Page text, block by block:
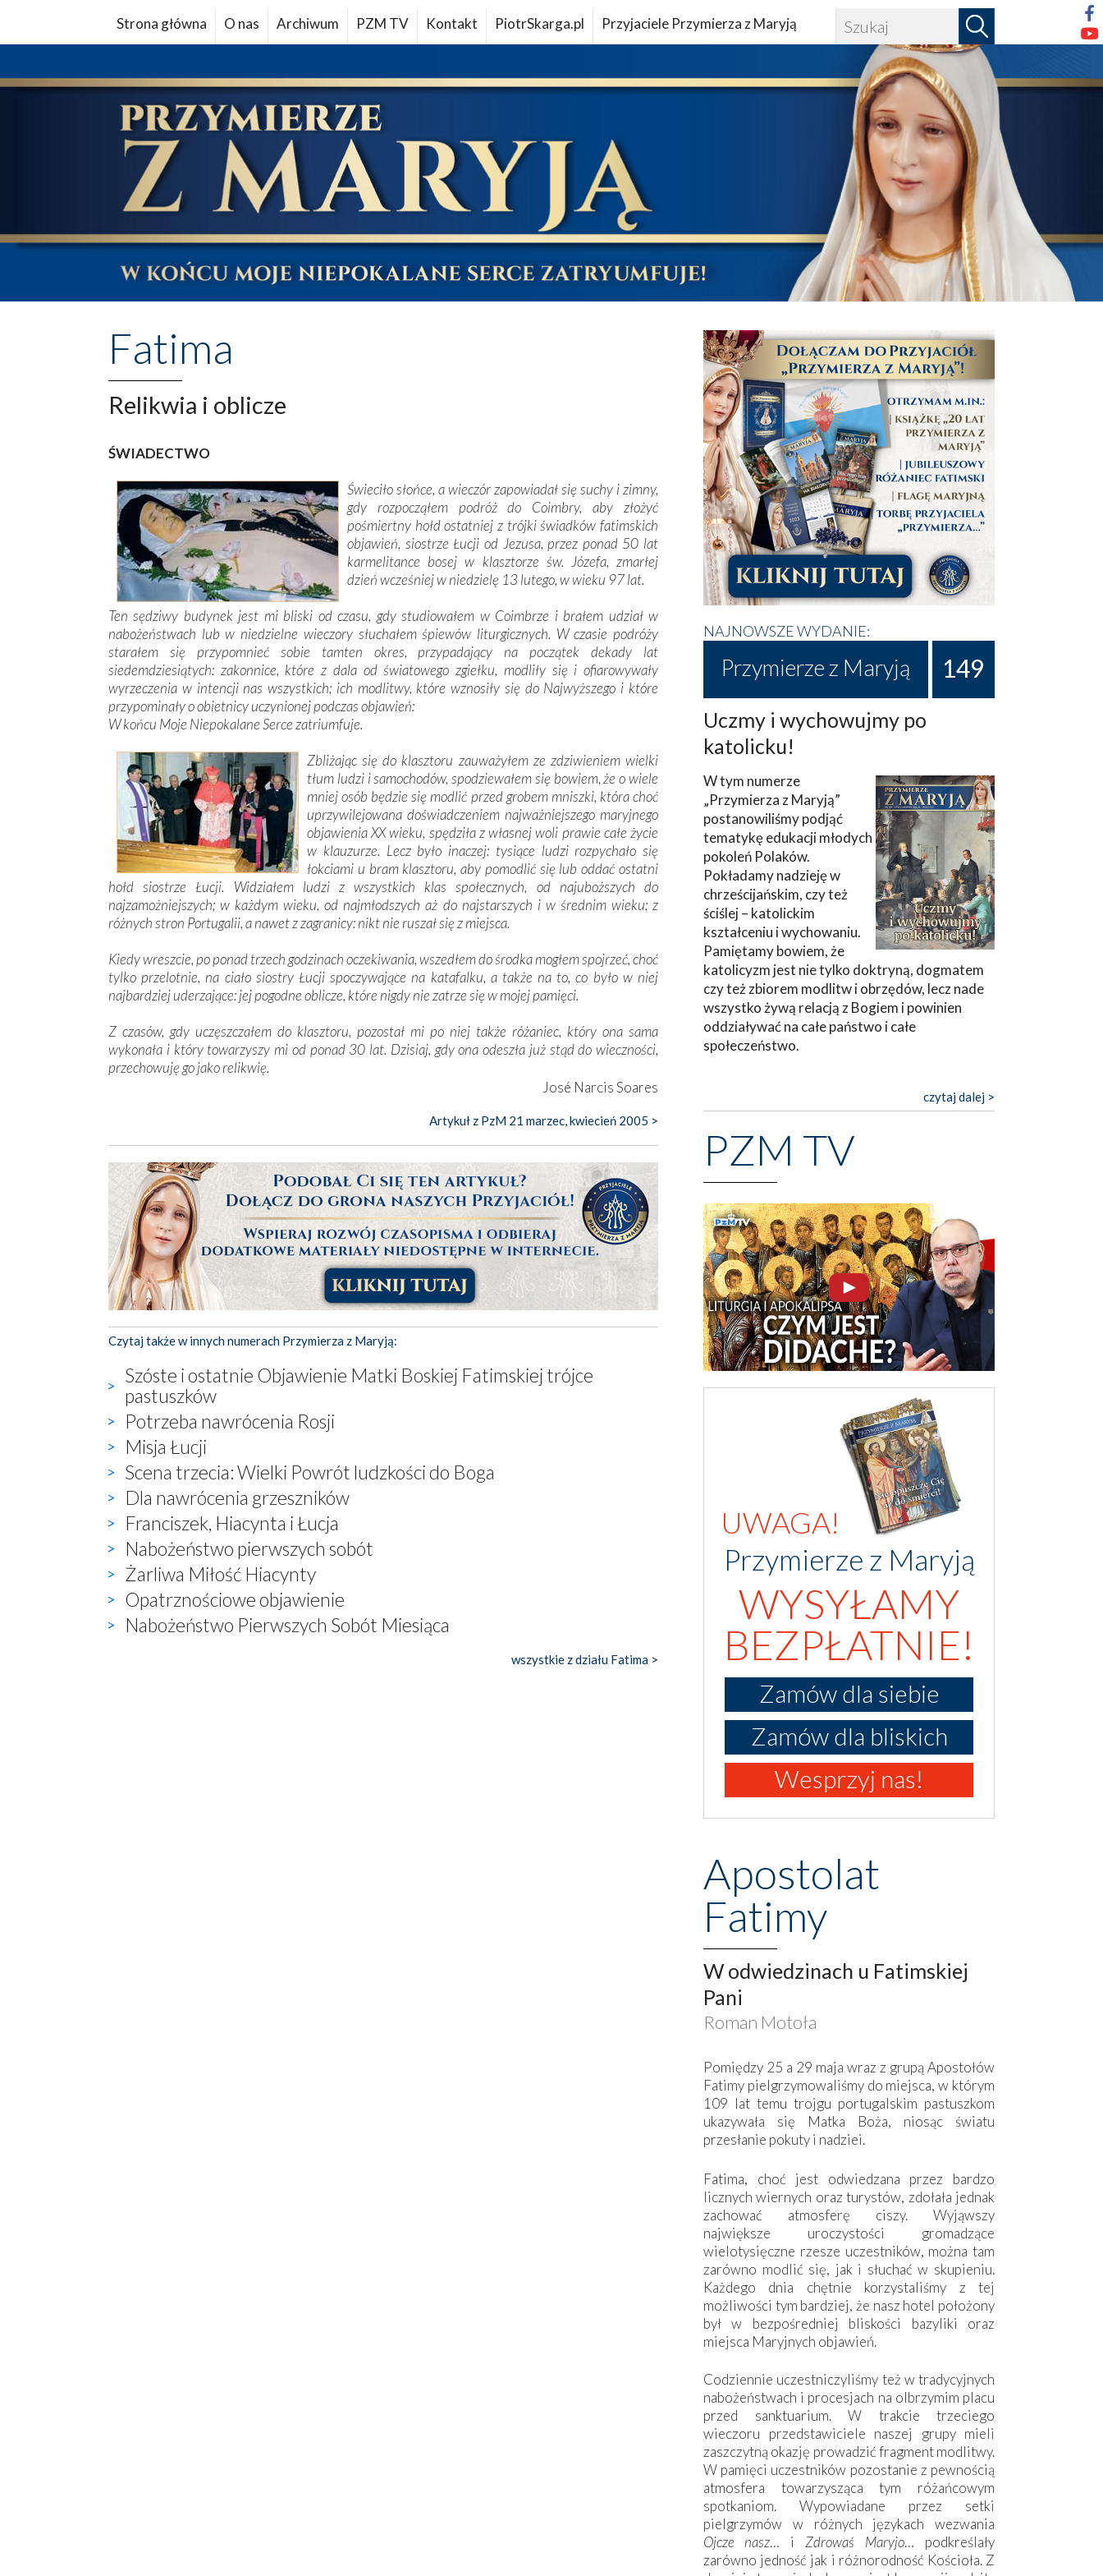
Strona główna O nas Archiwum PZM TV Kontakt PiotrSkarga.pl Przyjaciele Przymierza z Maryją
Fatima
Relikwia i oblicze
ŚWIADECTWO
Świeciło słońce, a wieczór zapowiadał się suchy i zimny,
gdy rozpocząłem podróż do Coimbry, aby złożyć
pośmiertny hołd ostatniej z trójki świadków fatimskich
objawień, siostrze Łucji od Jezusa, przez ponad 50 lat
karmelitance bosej w klasztorze św. Józefa, zmarłej
dzień wcześniej w niedzielę 13 lutego, w wieku 97 lat.
Ten sędziwy budynek jest mi bliski od czasu, gdy studiowałem w Coimbrze i brałem udział w
nabożeństwach lub w niedzielne wieczory słuchałem śpiewów liturgicznych. W czasie podróży
starałem się przypomnieć sobie tamten okres, przypadający na początek dekady lat
siedemdziesiątych: zakonnice, które z dala od światowego zgiełku, modliły się i ofiarowywały
wyrzeczenia w intencji nas wszystkich; ich modlitwy, które wznosiły się do Najwyższego i które
przypominały o obietnicy uczynionej podczas objawień:
W końcu Moje Niepokalane Serce zatriumfuje.
Zbliżając się do klasztoru zauważyłem ze zdziwieniem wielki
tłum ludzi i samochodów, spodziewałem się bowiem, że o wiele
mniej osób będzie się modlić przed grobem mniszki, która choć
uprzywilejowana doświadczeniem najważniejszego maryjnego
objawienia XX wieku, spędziła z własnej woli prawie całe życie
w klauzurze. Lecz było inaczej: tysiące ludzi rozpychało się
łokciami u bram klasztoru, aby pomodlić się lub oddać ostatni
hołd siostrze Łucji. Widziałem ludzi z wszystkich klas społecznych, od najuboższych do
najzamożniejszych; w każdym wieku, od najmłodszych aż do najstarszych i w średnim wieku; z
różnych stron Portugalii, a nawet z zagranicy: nikt nie ruszał się z miejsca.
Kiedy wreszcie, po ponad trzech godzinach oczekiwania, wszedłem do środka mogłem spojrzeć, choć
tylko przelotnie, na ciało siostry Łucji spoczywające na katafalku, a także na to, co było w niej
najbardziej uderzające: jej pogodne oblicze, które nigdy nie zatrze się w mojej pamięci.
Z czasów, gdy uczęszczałem do klasztoru, pozostał mi po niej także różaniec, który ona sama
wykonała i który towarzyszy mi od ponad 30 lat. Dzisiaj, gdy ona odeszła już stąd do wieczności,
przechowuję go jako relikwię.
José Narcis Soares
Artykuł z PzM 21 marzec, kwiecień 2005 >
Czytaj także w innych numerach Przymierza z Maryją:
Szóste i ostatnie Objawienie Matki Boskiej Fatimskiej trójce
pastuszków
Potrzeba nawrócenia Rosji
Misja Łucji
Scena trzecia: Wielki Powrót ludzkości do Boga
Dla nawrócenia grzeszników
Franciszek, Hiacynta i Łucja
Nabożeństwo pierwszych sobót
Żarliwa Miłość Hiacynty
Opatrznościowe objawienie
Nabożeństwo Pierwszych Sobót Miesiąca
wszystkie z działu Fatima >
NAJNOWSZE WYDANIE:
Przymierze z Maryją 149
Uczmy i wychowujmy po
katolicku!
W tym numerze
„Przymierza z Maryją”
postanowiliśmy podjąć
tematykę edukacji młodych
pokoleń Polaków.
Pokładamy nadzieję w
chrześcijańskim, czy też
ściślej – katolickim
kształceniu i wychowaniu.
Pamiętamy bowiem, że
katolicyzm jest nie tylko doktryną, dogmatem
czy też zbiorem modlitw i obrzędów, lecz nade
wszystko żywą relacją z Bogiem i powinien
oddziaływać na całe państwo i całe
społeczeństwo.
czytaj dalej >
PZM TV
UWAGA!
Przymierze z Maryją
WYSYŁAMY
BEZPŁATNIE!
Zamów dla siebie
Zamów dla bliskich
Wesprzyj nas!
Apostolat
Fatimy
W odwiedzinach u Fatimskiej
Pani
Roman Motoła
Pomiędzy 25 a 29 maja wraz z grupą Apostołów
Fatimy pielgrzymowaliśmy do miejsca, w którym
109 lat temu trojgu portugalskim pastuszkom
ukazywała się Matka Boża, niosąc światu
przesłanie pokuty i nadziei.
Fatima, choć jest odwiedzana przez bardzo
licznych wiernych oraz turystów, zdołała jednak
zachować atmosferę ciszy. Wyjąwszy
największe uroczystości gromadzące
wielotysięczne rzesze uczestników, można tam
zarówno modlić się, jak i słuchać w skupieniu.
Każdego dnia chętnie korzystaliśmy z tej
możliwości tym bardziej, że nasz hotel położony
był w bezpośredniej bliskości bazyliki oraz
miejsca Maryjnych objawień.
Codziennie uczestniczyliśmy też w tradycyjnych
nabożeństwach i procesjach na olbrzymim placu
przed sanktuarium. W trakcie trzeciego
wieczoru przedstawiciele naszej grupy mieli
zaszczytną okazję prowadzić fragment modlitwy.
W pamięci uczestników pozostanie z pewnością
atmosfera towarzysząca tym różańcowym
spotkaniom. Wypowiadane przez setki
pielgrzymów w różnych językach wezwania
Ojcze nasz… i Zdrowaś Maryjo… podkreślały
zarówno jedność jak i różnorodność Kościoła. Z